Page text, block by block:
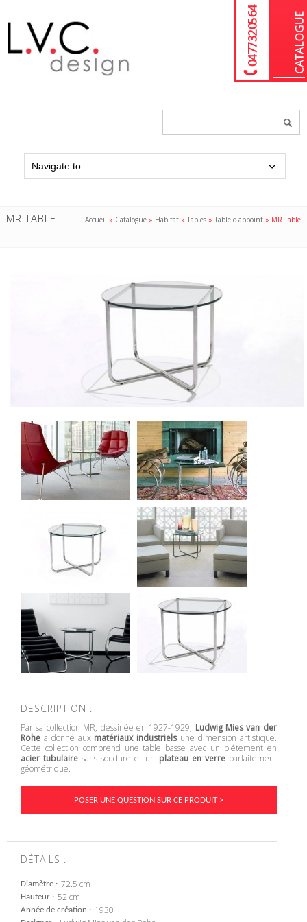
04 77 32 05 64
MR TABLE Accueil » Catalogue » Habitat »Tables »Table d'appoint » MR Table
DESCRIPTION :
Par sa collection MR, dessinée en 1927-1929, Ludwig Mies van der
Rohe a donné aux matériaux industrielsune dimension artistique.
Cette collection comprend une table basse avec un piétement en
acier tubulaire sans soudure et un plateau en verreparfaitement
géométrique.
POSER UNE QUESTION SUR CE PRODUIT >
DÉTAILS :
Diamètre 72.5 cm
Hauteur 52 cm
Année de création 1930